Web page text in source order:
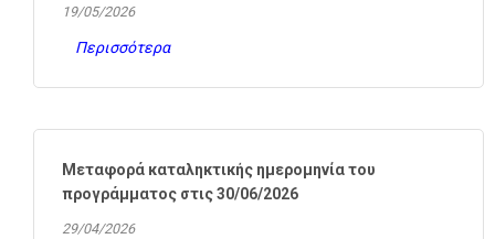
19/05/2026
Περισσότερα
Μεταφορά καταληκτικής ημερομηνία του
προγράμματος στις 30/06/2026
29/04/2026